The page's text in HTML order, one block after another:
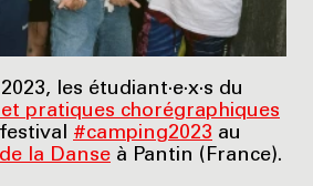
les étudiant·e·x·s du
et pratiques chorégraphiques
#camping2023 au
la Danse à Pantin (France).